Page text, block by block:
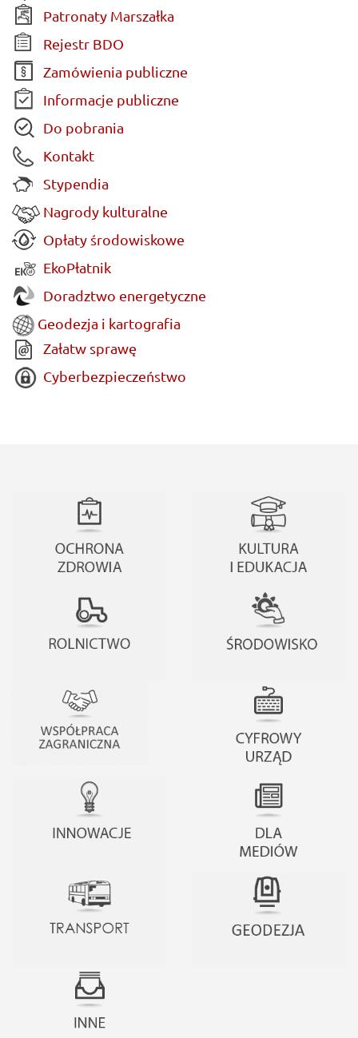
Patronaty Marszałka
Rejestr BDO
Zamówienia publiczne
Informacje publiczne
Do pobrania
Kontakt
Stypendia
Nagrody kulturalne
Opłaty środowiskowe
EkoPłatnik
Doradztwo energetyczne
Geodezja i kartografia
Załatw sprawę
Cyberbezpieczeństwo